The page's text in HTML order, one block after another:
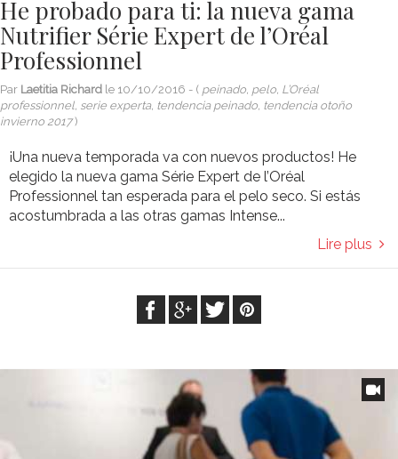
He probado para ti: la nueva gama
Nutrifier Série Expert de l’Oréal
Professionnel
Par Laetitia Richard le 10/10/2016 - ( peinado, pelo, L’Oréal
professionnel, serie experta, tendencia peinado, tendencia otoño
invierno 2017)
¡Una nueva temporada va con nuevos productos! He
elegido la nueva gama Série Expert de l’Oréal
Professionnel tan esperada para el pelo seco. Si estás
acostumbrada a las otras gamas Intense...
Lire plus